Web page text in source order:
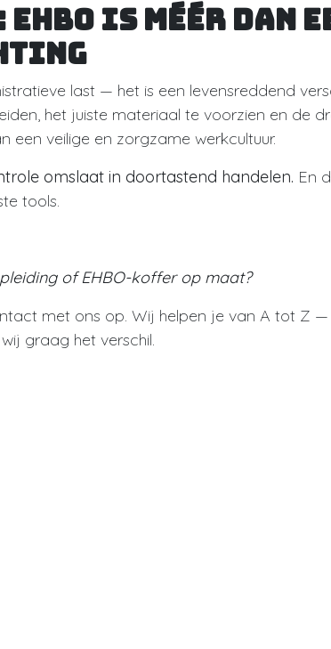
is méér dan
last — het is een levensreddend
het juiste materiaal te voorzien en de
een veilige en zorgzame werkcultuur.
omslaat in doortastend handelen. En
tools.
of EHBO-koffer op maat?
met ons op. Wij helpen je van A tot Z
graag het verschil.